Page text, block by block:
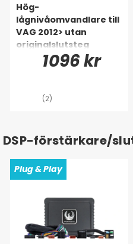
Hög-
lågnivåomvandlare till
VAG 2012> utan
originalslutsteg
1096 kr
(2)
DSP-förstärkare/
Plug & Play